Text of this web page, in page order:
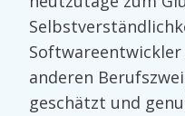
anderen
geschätzt und